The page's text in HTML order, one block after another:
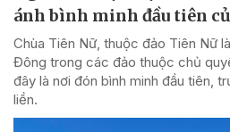
ánh bình minh đầu tiên
Chùa Tiên Nữ, thuộc đảo Tiên Nữ
Đông trong các đảo thuộc chủ
đây là nơi đón bình minh đầu tiên,
liền.